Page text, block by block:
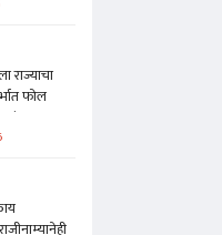
राज्याचा
फोल